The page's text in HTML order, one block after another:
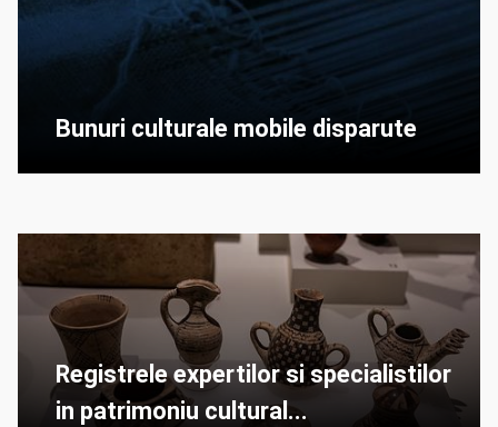
Bunuri culturale mobile disparute
Registrele expertilor si specialistilor
in patrimoniu cultural...